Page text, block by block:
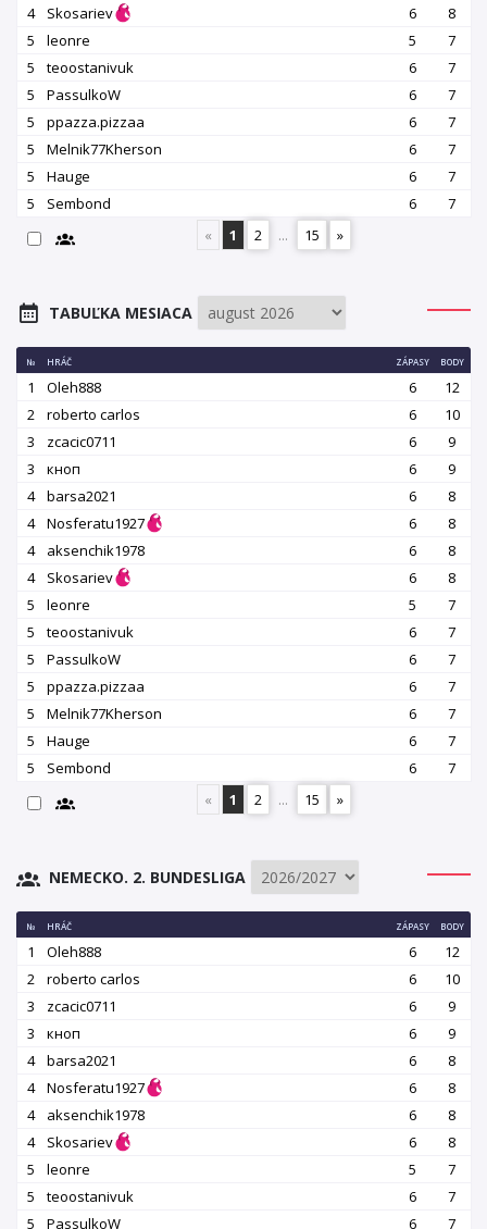
4
Skosariev 6
8
5
leonre 5
7
5
teoostanivuk 6
7
5
PassulkoW 6
7
5
ppazza.pizzaa 6
7
5
Melnik77Kherson 6
7
5
Hauge 6
7
5
Sembond 6
7
«
1 2 ... 15 »
TABUĽKA MESIACA
№ HRÁČ ZÁPASY BODY
1 Oleh888 6
12
2
roberto carlos 6
10
3
zcacic0711 6
9
3
кноп 6
9
4
barsa2021 6
8
4
Nosferatu1927 6
8
4
aksenchik1978 6
8
4
Skosariev 6
8
5
leonre 5
7
5
teoostanivuk 6
7
5
PassulkoW 6
7
5
ppazza.pizzaa 6
7
5
Melnik77Kherson 6
7
5
Hauge 6
7
5
Sembond 6
7
«
1 2 ... 15 »
NEMECKO. 2. BUNDESLIGA
№ HRÁČ ZÁPASY BODY
1 Oleh888 6
12
2
roberto carlos 6
10
3
zcacic0711 6
9
3
кноп 6
9
4
barsa2021 6
8
4
Nosferatu1927 6
8
4
aksenchik1978 6
8
4
Skosariev 6
8
5
leonre 5
7
5
teoostanivuk 6
7
5
PassulkoW 6 7